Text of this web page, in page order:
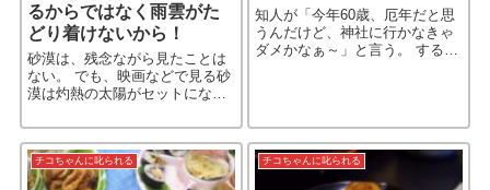
るからではなく雨雲がた
どり着けないから！
砂漠は、残念ながら見たことは
ない。 でも、映画などで見る砂
漠は灼熱の太陽がセットになっ
陽の日差しが照り付け、ひたす
ら水分が蒸発して砂漠が生まれ
る」と思っていた。 だが、その
［…続きを読む］
知人が「今年60歳、厄年だと思
うんだけど、神社に行かなきゃ
ダメかなぁ～」と言う。 すると
チコちゃんに叱られる チコちゃんに叱られる